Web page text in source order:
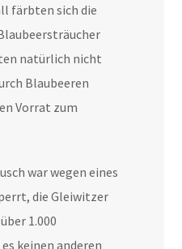
färbten sich die
natürlich nicht
Blaubeeren
Vorrat zum
war wegen eines
die Gleiwitzer
1.000
keinen anderen